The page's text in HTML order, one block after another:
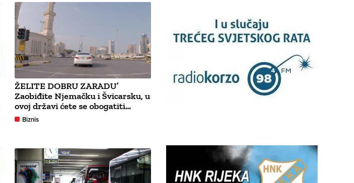
ŽELITE DOBRU ZARADU’
Zaobiđite Njemačku i Švicarsku, u
ovoj državi ćete se obogatiti…
Biznis